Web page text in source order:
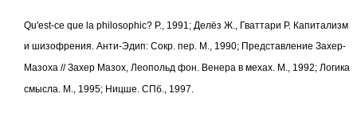
Qu'est-ce que la philosophic? P., 1991; Делёз Ж., Гваттари Р. Капитализм
и шизофрения. Анти-Эдип: Сокр. пер. М., 1990; Представление Захер-
Мазоха // Захер Мазох, Леопольд фон. Венера в мехах. М., 1992; Логика
смысла. М., 1995; Ницше. СПб., 1997.